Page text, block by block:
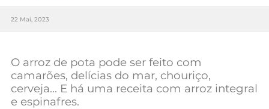
Mães e Bebés
22 Mai, 2023
O arroz de pota pode ser feito com
camarões, delícias do mar, chouriço,
cerveja… E há uma receita com arroz integral
e espinafres.